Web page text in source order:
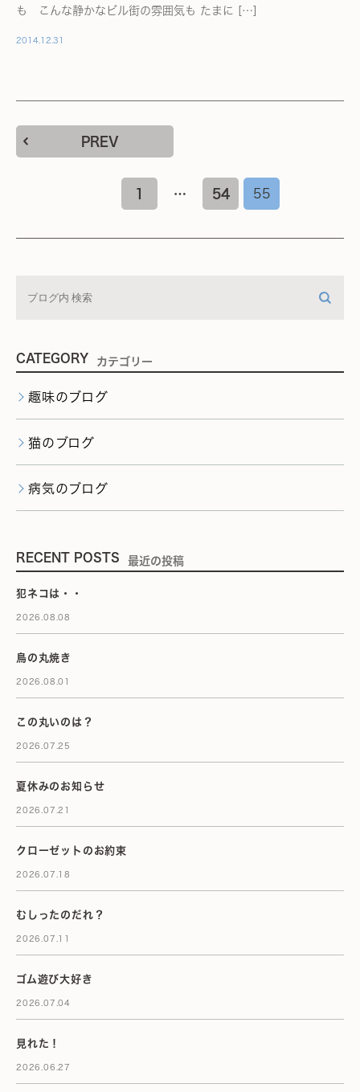
も こんな静かなビル街の雰囲気も たまに […]
2014.12.31
PREV
1 … 54 55
CATEGORY カテゴリー
趣味のブログ
猫のブログ
病気のブログ
RECENT POSTS 最近の投稿
犯ネコは・・
2026.08.08
鳥の丸焼き
2026.08.01
この丸いのは？
2026.07.25
夏休みのお知らせ
2026.07.21
クローゼットのお約束
2026.07.18
むしったのだれ？
2026.07.11
ゴム遊び大好き
2026.07.04
見れた！
2026.06.27